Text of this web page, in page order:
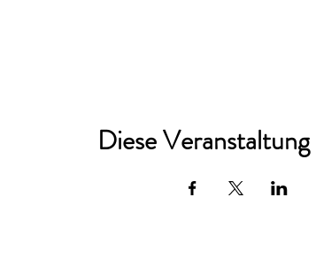
Diese